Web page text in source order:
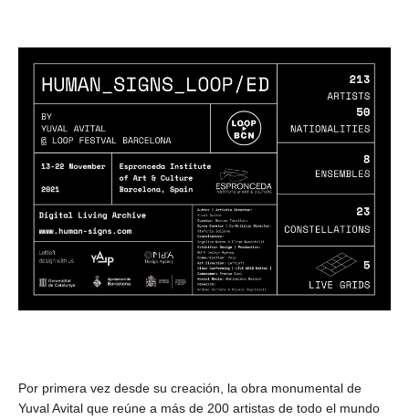
Por primera vez desde su creación, la obra monumental de
Yuval Avital que reúne a más de 200 artistas de todo el mundo